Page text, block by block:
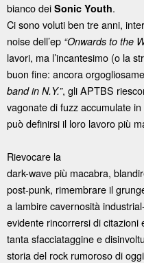
bianco dei Sonic Youth.
Ci sono voluti ben tre anni,
noise dell’ep “Onwards to the
lavori, ma l’incantesimo (o la
buon fine: ancora
band in N.Y.”, gli APTBS
vagonate di fuzz accumulate
può definirsi il loro lavoro più
Rievocare la
dark-wave più macabra,
post-punk, rimembrare il
a lambire cavernosità
evidente rincorrersi di
tanta sfacciataggine e
storia del rock rumoroso di